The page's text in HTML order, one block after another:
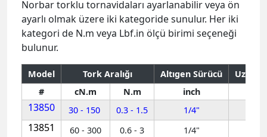
Norbar torklu tornavidaları ayarlanabilir veya ön
ayarlı olmak üzere iki kategoride sunulur. Her iki
kategori de N.m veya Lbf.in ölçü birimi seçeneği
bulunur.
Model Tork Aralığı Altıgen Sürücü
#
cN.m N.m inch
13850 30 - 150 0.3 - 1.5 1/4"
13851 60 - 300 0.6 - 3 1/4"